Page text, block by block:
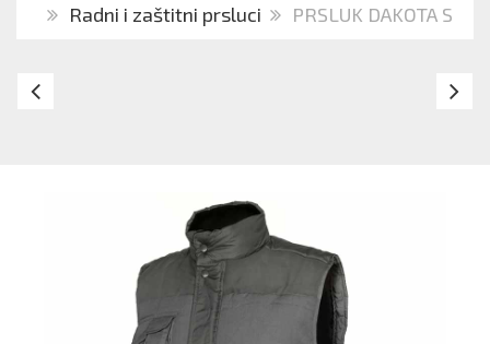
Radni i zaštitni prsluci
PRSLUK DAKOTA S
TEKTON
softshell